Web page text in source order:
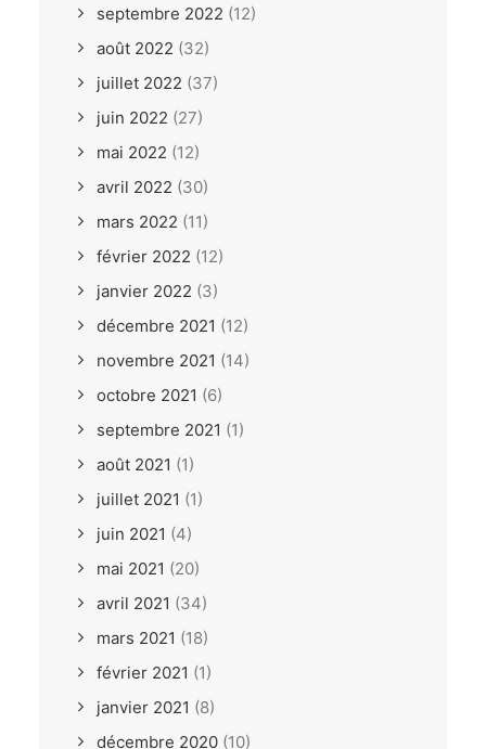
septembre 2022 (12)
août 2022 (32)
juillet 2022 (37)
juin 2022 (27)
mai 2022 (12)
avril 2022 (30)
mars 2022 (11)
février 2022 (12)
janvier 2022 (3)
décembre 2021 (12)
novembre 2021 (14)
octobre 2021 (6)
septembre 2021 (1)
août 2021 (1)
juillet 2021 (1)
juin 2021 (4)
mai 2021 (20)
avril 2021 (34)
mars 2021 (18)
février 2021 (1)
janvier 2021 (8)
décembre 2020 (10)